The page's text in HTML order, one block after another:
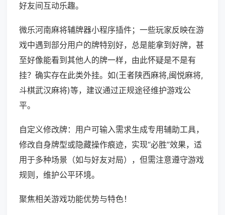
好友间互动乐趣。
微乐河南麻将辅牌器小程序插件；一些玩家反映在游
戏中遇到部分用户的牌特别好，总是能拿到好牌，甚
至好像能看到其他人的牌一样，由此怀疑是不是有
挂？确实存在此类外挂。如(王者陕西麻将,闽悦麻将,
斗棋武汉麻将)等，建议通过正规途径维护游戏公
平。
自定义修改牌：用户可输入需求生成专用辅助工具，
修改自身牌型或隐藏操作痕迹，实现“必胜”效果，适
用于多种场景（如与好友对局），但需注意遵守游戏
规则，维护公平环境。
聚焦相关游戏功能优势与特色！